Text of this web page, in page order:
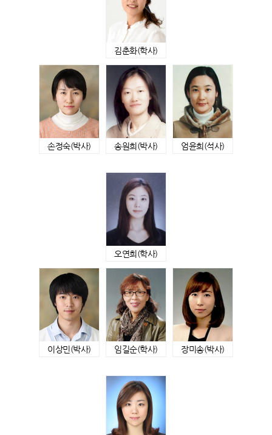
김춘화(학사)
손정숙(박사) 송원희(박사) 엄윤희(석사)
오연희(학사)
이상민(박사) 임길순(학사) 장미송(박사)